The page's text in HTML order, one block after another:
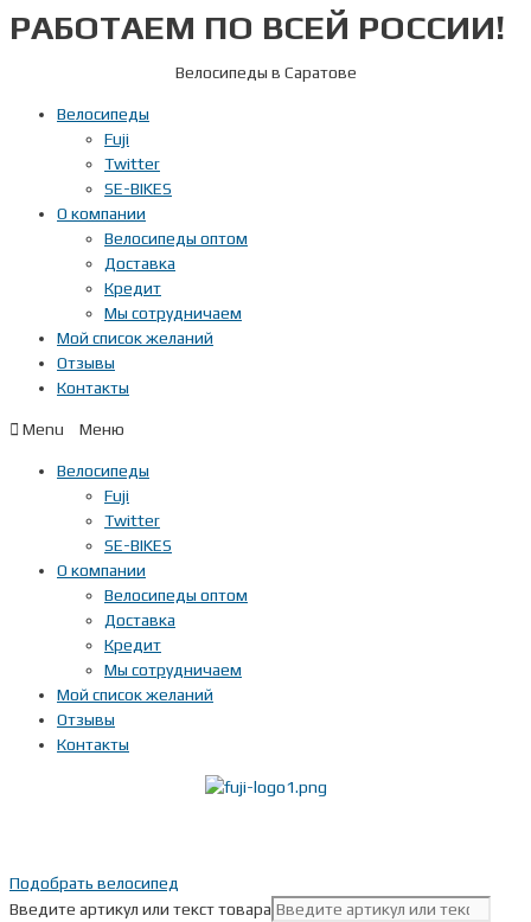
Перейти
кРАБОТАЕМ ПО ВСЕЙ РОССИИ!
Велосипеды в Саратове
Велосипеды
Fuji
Twitter
SE-BIKES
О компании
Велосипеды оптом
Доставка
Кредит
Мы сотрудничаем
Мой список желаний
Отзывы
Контакты
Menu
Велосипеды
Fuji
Twitter
SE-BIKES
О компании
Велосипеды оптом
Доставка
Кредит
Мы сотрудничаем
Мой список желаний
Отзывы
Контакты
Подобрать велосипед
Введите артикул или текст товара